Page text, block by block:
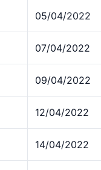
05/04/2022
07/04/2022
09/04/2022
12/04/2022
14/04/2022